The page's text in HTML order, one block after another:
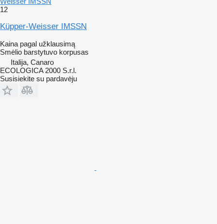
12
Küpper-Weisser IMSSN
Kaina pagal užklausimą
Smėlio barstytuvo korpusas
Italija, Canaro
ECOLOGICA 2000 S.r.l.
Susisiekite su pardavėju